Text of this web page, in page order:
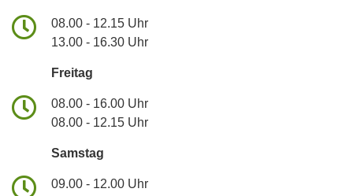
08.00 - 12.15 Uhr
13.00 - 16.30 Uhr
Freitag
08.00 - 16.00 Uhr
08.00 - 12.15 Uhr
Samstag
09.00 - 12.00 Uhr